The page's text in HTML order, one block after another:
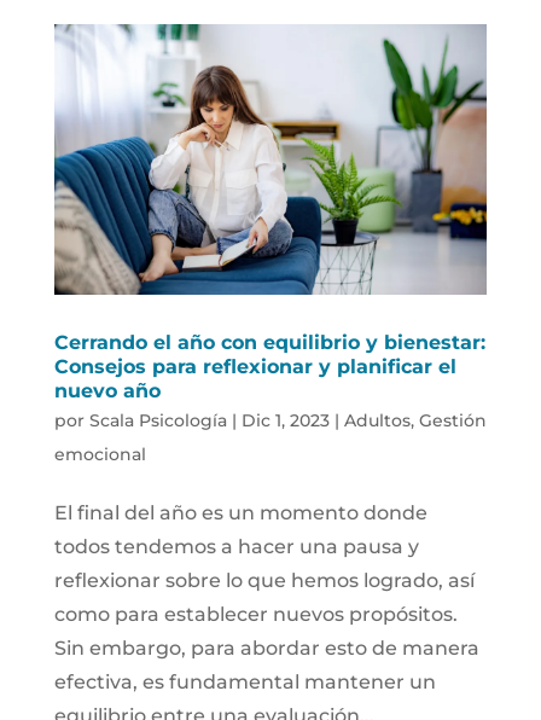
Cerrando el año con equilibrio y bienestar:
Consejos para reflexionar y planificar el
nuevo año
por Scala Psicología| Dic 1, 2023| Adultos, Gestión
emocional
El final del año es un momento donde
todos tendemos a hacer una pausa y
reflexionar sobre lo que hemos logrado, así
como para establecer nuevos propósitos.
Sin embargo, para abordar esto de manera
efectiva, es fundamental mantener un